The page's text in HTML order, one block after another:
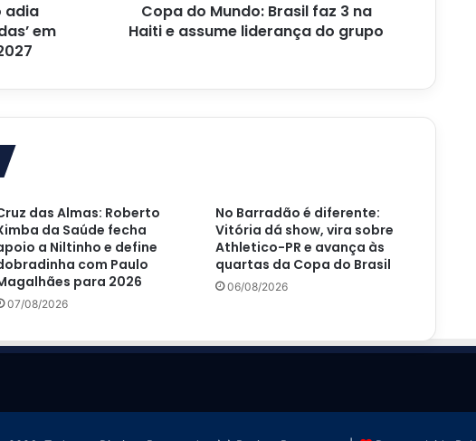
adia
em
assume
liderança
Copa do Mundo: Brasil faz 3 na
Haiti e assume liderança do grupo
das Almas: Roberto
da Saúde fecha
a Niltinho e define
com Paulo
para 2026
07/08/2026
No Barradão é diferente:
Vitória dá show, vira sobre
Athletico-PR e avança às
quartas da Copa do Brasil
06/08/2026